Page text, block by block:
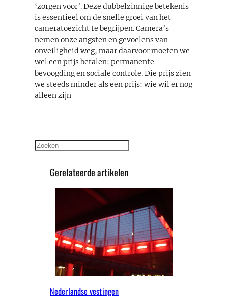
‘zorgen voor’. Deze dubbelzinnige betekenis
is essentieel om de snelle groei van het
cameratoezicht te begrijpen. Camera’s
nemen onze angsten en gevoelens van
onveiligheid weg, maar daarvoor moeten we
wel een prijs betalen: permanente
bevoogding en sociale controle. Die prijs zien
we steeds minder als een prijs: wie wil er nog
alleen zijn
Zoeken
Gerelateerde artikelen
Nederlandse vestingen